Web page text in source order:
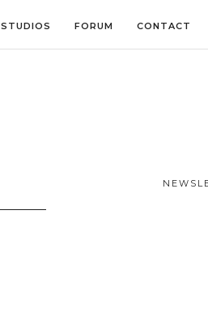
STUDIOS FORUM CONTACT